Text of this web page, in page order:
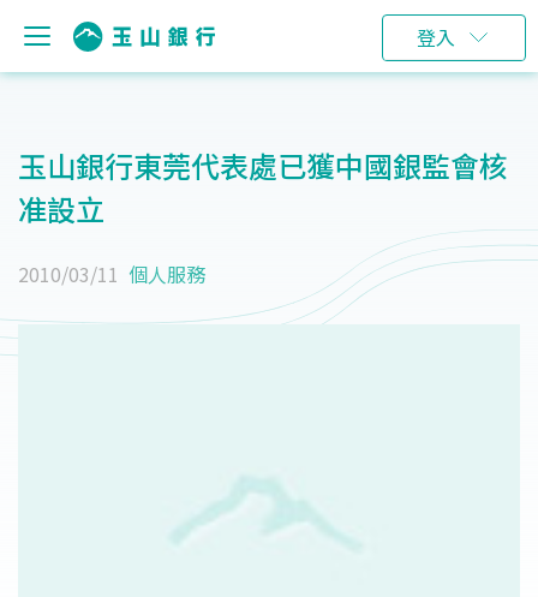
登入
玉山銀行東莞代表處已獲中國銀監會核
准設立
2010/03/11 個人服務